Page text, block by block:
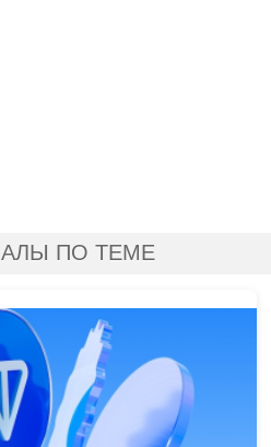
ПО ТЕМЕ